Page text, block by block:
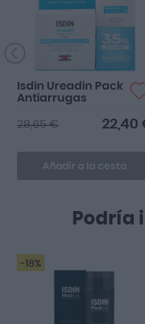
Isdin Ureadin Pack
Antiarrugas
22,40
28,65 €
Añadir a la cesta
Podría
-18%